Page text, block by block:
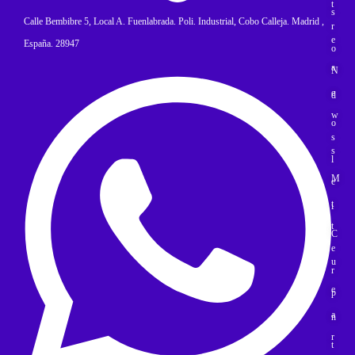
Calle Bembibre 5, Local A. Fuenlabrada. Poli. Industrial, Cobo Calleja. Madrid ,
España. 28947
s
e
a
d
o
s
M
i
C
u
e
n
t
t
r
o
N
e
w
s
l
e
t
t
e
r
p
a
r